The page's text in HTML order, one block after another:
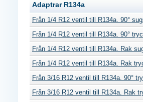
Adaptrar R134a
Från 1/4 R12 ventil till R134a. 90°
Från 1/4 R12 ventil till R134a. 90°
Från 1/4 R12 ventil till R134a. Rak
Från 1/4 R12 ventil till R134a. Rak
Från 3/16 R12 ventil till R134a. 90°
Från 3/16 R12 ventil till R134a. Rak